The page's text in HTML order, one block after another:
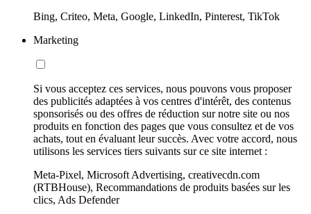
Bing, Criteo, Meta, Google, LinkedIn, Pinterest, TikTok
Marketing
Si vous acceptez ces services, nous pouvons vous proposer
des publicités adaptées à vos centres d'intérêt, des contenus
sponsorisés ou des offres de réduction sur notre site ou nos
produits en fonction des pages que vous consultez et de vos
achats, tout en évaluant leur succès. Avec votre accord, nous
utilisons les services tiers suivants sur ce site internet :
Meta-Pixel, Microsoft Advertising, creativecdn.com
(RTBHouse), Recommandations de produits basées sur les
clics, Ads Defender